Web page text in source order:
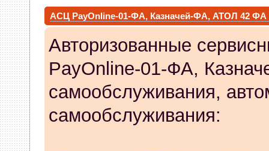
АСЦ PayOnline-01-ФА, Казначей-ФА, АТОЛ 42 ФА
Авторизованные
PayOnline-01-ФА,
самообслуживания,
самообслуживания: